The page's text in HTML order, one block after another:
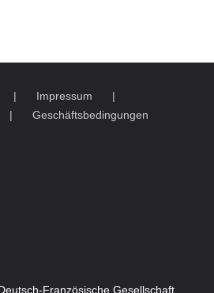
Impressum
Geschäftsbedingungen
Französische Gesellschaft